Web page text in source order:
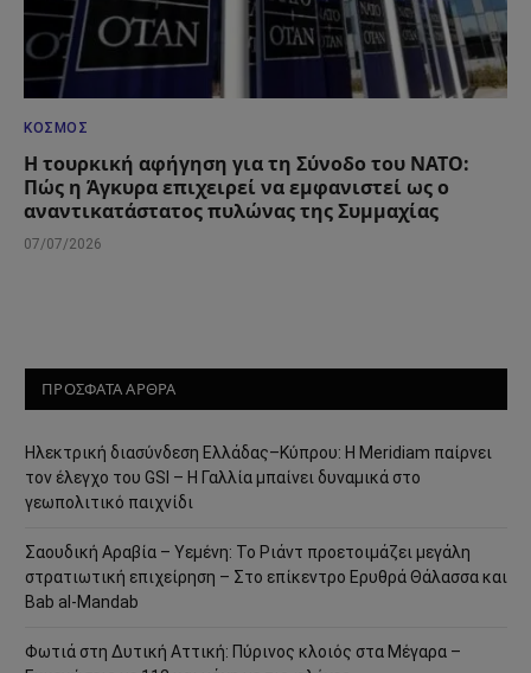
ΚΌΣΜΟΣ
Η τουρκική αφήγηση για τη Σύνοδο του ΝΑΤΟ:
Πώς η Άγκυρα επιχειρεί να εμφανιστεί ως ο
αναντικατάστατος πυλώνας της Συμμαχίας
07/07/2026
ΠΡΟΣΦΑΤΑ ΑΡΘΡΑ
Ηλεκτρική διασύνδεση Ελλάδας–Κύπρου: Η Meridiam παίρνει
τον έλεγχο του GSI – Η Γαλλία μπαίνει δυναμικά στο
γεωπολιτικό παιχνίδι
Σαουδική Αραβία – Υεμένη: Το Ριάντ προετοιμάζει μεγάλη
στρατιωτική επιχείρηση – Στο επίκεντρο Ερυθρά Θάλασσα και
Bab al-Mandab
Φωτιά στη Δυτική Αττική: Πύρινος κλοιός στα Μέγαρα –